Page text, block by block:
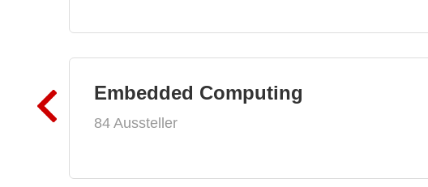
Embedded Computing
84 Aussteller